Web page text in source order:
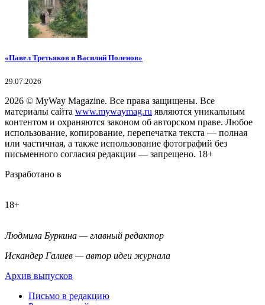
«Павел Третьяков и Василий Поленов»
29.07.2026
2026 © MyWay Magazine. Все права защищены. Все
материалы сайта www.mywaymag.ru являются уникальным
контентом и охраняются законом об авторском праве. Любое
использование, копирование, перепечатка текста — полная
или частичная, а также использование фотографий без
письменного согласия редакции — запрещено. 18+
Разработано в
18+
Людмила Буркина — главный редактор
Искандер Галиев — автор идеи журнала
Архив выпусков
Письмо в редакцию